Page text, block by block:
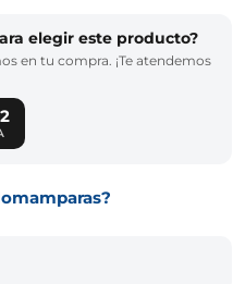
elegir este producto?
en tu compra. ¡Te atendemos